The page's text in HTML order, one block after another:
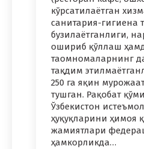
кўрсатилаётган
санитария-гигиена
бузилаётганлиги,
ошириб қўллаш
таомномаларнинг
тақдим
250 га яқин
тушган. Рақобат
Ўзбекистон
ҳуқуқларини ҳимоя
жамиятлари
ҳамкорликда…